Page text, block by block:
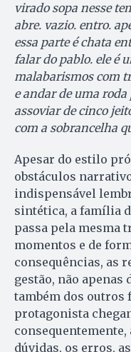
virado sopa nesse
abre. vazio. entro.
essa parte é chata
falar do pablo. ele é
malabarismos com
e andar de uma
assoviar de cinco
com a sobrancelha
Apesar do estilo
obstáculos
indispensável
sintética, a família
passa pela mesma
momentos e de
consequências, as
gestão, não apenas
também dos outros
protagonista
dúvidas, os erros,